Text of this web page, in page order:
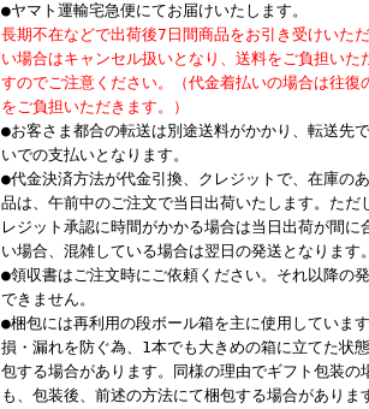
●ヤマト運輸宅急便にてお届けいたします。
長期不在などで出荷後7日間商品をお引き受けいた
い場合はキャンセル扱いとなり、送料をご負担いた
すのでご注意ください。（代金着払いの場合は往復
をご負担いただきます。）
●お客さま都合の転送は別途送料がかかり、転送先
いでの支払いとなります。
●代金決済方法が代金引換、クレジットで、在庫の
品は、午前中のご注文で当日出荷いたします。ただ
レジット承認に時間がかかる場合は当日出荷が間に
い場合、混雑している場合は翌日の発送となります。
●領収書はご注文時にご依頼ください。それ以降の
できません。
●梱包には再利用の段ボール箱を主に使用していま
損・漏れを防ぐ為、1本でも大きめの箱に立てた状
包する場合があります。同様の理由でギフト包装の
も、包装後、前述の方法にて梱包する場合がありま